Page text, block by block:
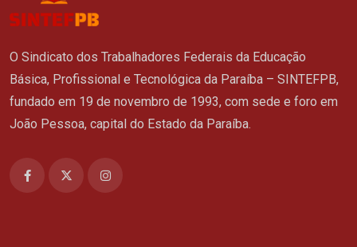
O Sindicato dos Trabalhadores Federais da Educação
Básica, Profissional e Tecnológica da Paraíba – SINTEFPB,
fundado em 19 de novembro de 1993, com sede e foro em
João Pessoa, capital do Estado da Paraíba.